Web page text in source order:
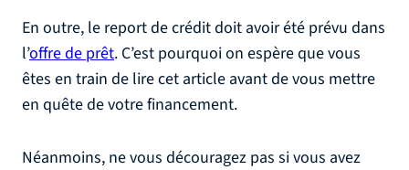
En outre, le report de crédit doit avoir été prévu dans
l’offre de prêt. C’est pourquoi on espère que vous
êtes en train de lire cet article avant de vous mettre
en quête de votre financement.
Néanmoins, ne vous découragez pas si vous avez